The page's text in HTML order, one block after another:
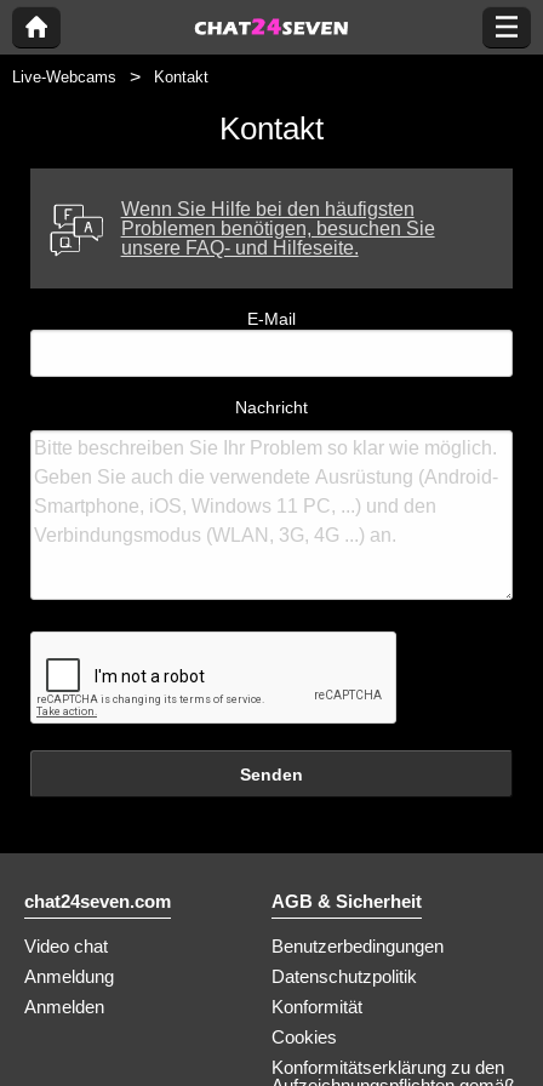
Live-Webcams Kontakt
Kontakt
Wenn Sie Hilfe bei den häufigsten
Problemen benötigen, besuchen Sie
unsere FAQ- und Hilfeseite.
E-Mail
Nachricht
Senden
chat24seven.com
Video chat
Anmeldung
Anmelden
AGB & Sicherheit
Benutzerbedingungen
Datenschutzpolitik
Konformität
Cookies
Konformitätserklärung zu den